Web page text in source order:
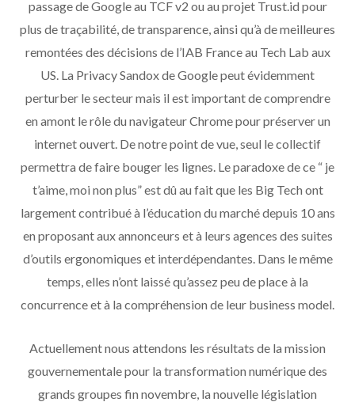
passage de Google au TCF v2 ou au projet Trust.id pour
plus de traçabilité, de transparence, ainsi qu’à de meilleures
remontées des décisions de l’IAB France au Tech Lab aux
US. La Privacy Sandox de Google peut évidemment
perturber le secteur mais il est important de comprendre
en amont le rôle du navigateur Chrome pour préserver un
internet ouvert. De notre point de vue, seul le collectif
permettra de faire bouger les lignes. Le paradoxe de ce “ je
t’aime, moi non plus” est dû au fait que les Big Tech ont
largement contribué à l’éducation du marché depuis 10 ans
en proposant aux annonceurs et à leurs agences des suites
d’outils ergonomiques et interdépendantes. Dans le même
temps, elles n’ont laissé qu’assez peu de place à la
concurrence et à la compréhension de leur business model.
Actuellement nous attendons les résultats de la mission
gouvernementale pour la transformation numérique des
grands groupes fin novembre, la nouvelle législation